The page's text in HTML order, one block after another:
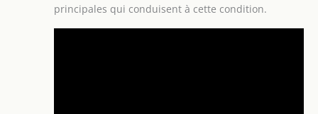
principales qui conduisent à cette condition.